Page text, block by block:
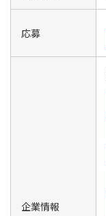
応募
企業情報